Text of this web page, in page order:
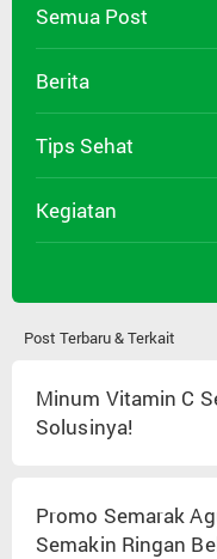
Semua Post
Berita
Tips Sehat
Kegiatan
Post Terbaru & Terkait
Minum Vitamin C
Solusinya!
Promo Semarak
Semakin Ringan